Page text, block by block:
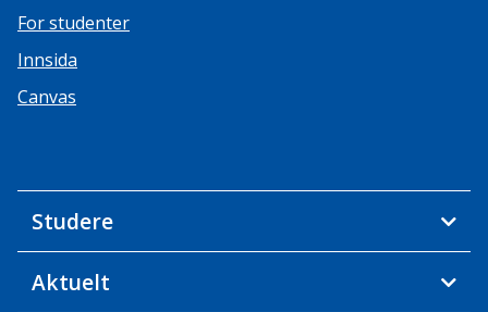
For studenter
Innsida
Canvas
Studere
Aktuelt